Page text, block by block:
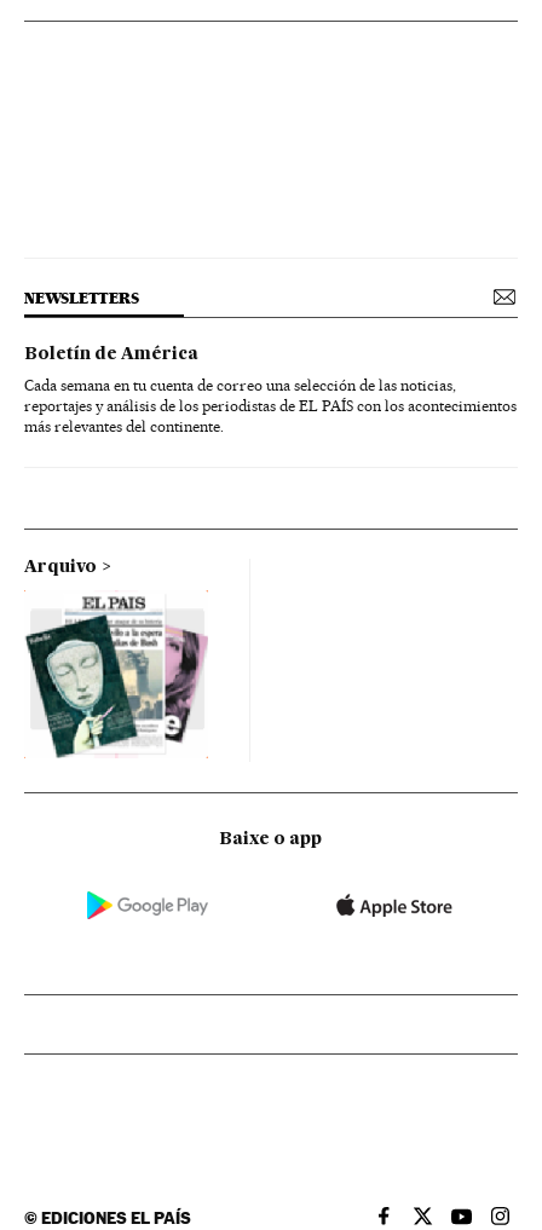
NEWSLETTERS
Boletín de América
Cada semana en tu cuenta de correo una selección de las noticias,
reportajes y análisis de los periodistas de EL PAÍS con los acontecimientos
más relevantes del continente.
Arquivo
Baixe o app
©EDICIONES EL PAÍS EL PAÍS BRASIL EN
EL PAÍSEL PAÍS
EL